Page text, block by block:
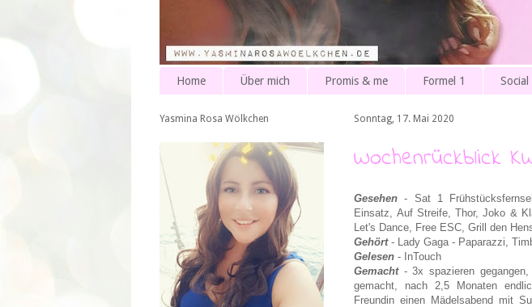
Home Über mich Promis & me Formel 1
Sonntag, 17. Mai 2020
Wochenrückblick
Gesehen - Sat 1
Einsatz,Auf Streife,
Thor, Joko &
Let's Dance, Free ESC, Grill den
Gehört- Lady Gaga - Paparazzi,
Gelesen - InTouch
Gemacht- 3x spazieren gegangen,
gemacht, nach 2,5 Monaten
Freundin einen Mädelsabend mit
Yasmina Rosa Wölkchen